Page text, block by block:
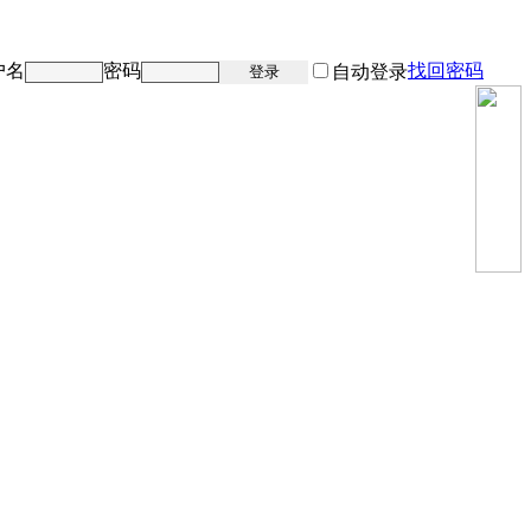
名 密码 登录 自动登录找回密码